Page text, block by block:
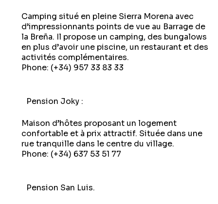
Camping situé en pleine Sierra Morena avec
d’impressionnants points de vue au Barrage de
la Breña. Il propose un camping, des bungalows
en plus d’avoir une piscine, un restaurant et des
activités complémentaires.
Phone: (+34) 957 33 83 33
Pension Joky :
Maison d’hôtes proposant un logement
confortable et à prix attractif. Située dans une
rue tranquille dans le centre du village.
Phone: (+34) 637 53 51 77
Pension San Luis.